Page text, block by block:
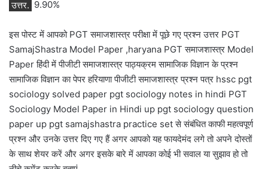
उत्तर. 9.90%
इस पोस्ट में आपको PGT समाजशास्त्र परीक्षा में पूछे गए प्रश्न उत्तर PGT
SamajShastra Model Paper ,haryana PGT समाजशास्त्र Model
Paper हिंदी में पीजीटी समाजशास्त्र पाठ्यक्रम सामाजिक विज्ञान के प्रश्न
सामाजिक विज्ञान का पेपर हरियाणा पीजीटी समाजशास्त्र प्रश्न पत्र hssc pgt
sociology solved paper pgt sociology notes in hindi PGT
Sociology Model Paper in Hindi up pgt sociology question
paper up pgt samajshastra practice set से संबंधित काफी महत्वपूर्ण
प्रश्न और उनके उत्तर दिए गए हैं अगर आपको यह फायदेमंद लगे तो अपने दोस्तों
के साथ शेयर करें और अगर इसके बारे में आपका कोई भी सवाल या सुझाव हो तो